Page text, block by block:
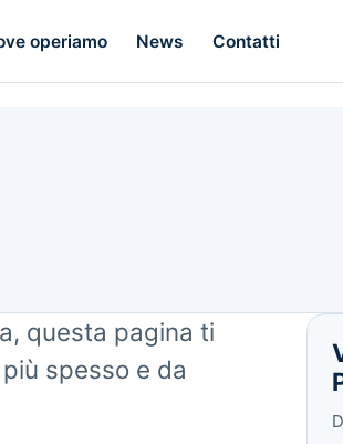
operiamo News Contatti
questa pagina ti
spesso e da